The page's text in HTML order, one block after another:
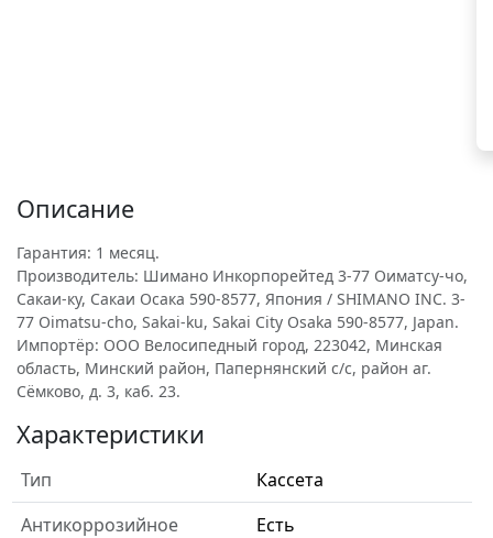
Описание
Гарантия: 1 месяц.
Производитель: Шимано Инкорпорейтед 3-77 Оиматсу-чо,
Сакаи-ку, Сакаи Осака 590-8577, Япония / SHIMANO INC. 3-
77 Oimatsu-cho, Sakai-ku, Sakai City Osaka 590-8577, Japan.
Импортёр: ООО Велосипедный город, 223042, Минская
область, Минский район, Папернянский с/с, район аг.
Сёмково, д. 3, каб. 23.
Характеристики
Тип
Кассета
Антикоррозийное
Есть